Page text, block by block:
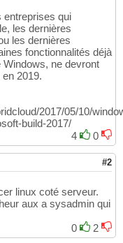
entreprises qui
les dernières
les dernières
fonctionnalités déjà
ne devront
2019.
2017/05/10/
build-2017/
4
0
#2
linux coté serveur.
aux a sysadmin qui
0
2